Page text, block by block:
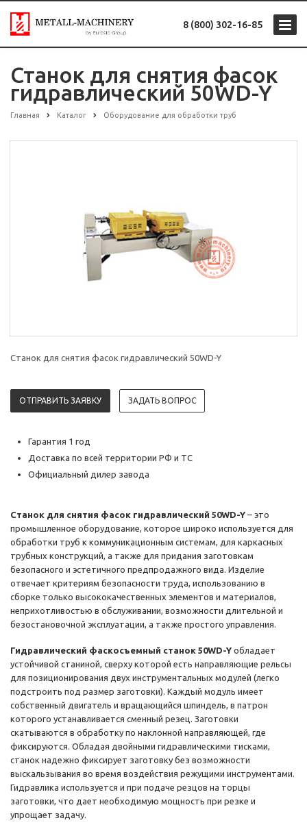
8 (800) 302-16-85
Станок для снятия фасок
гидравлический 50WD-Y
Главная Каталог Оборудование для обработки труб
Станок для снятия фасок гидравлический 50WD-Y
ОТПРАВИТЬ ЗАЯВКУ ЗАДАТЬ ВОПРОС
Гарантия 1 год
Доставка по всей территории РФ и ТС
Официальный дилер завода
Станок для снятия фасок гидравлический 50WD-Y – это
промышленное оборудование, которое широко используется для
обработки труб к коммуникационным системам, для каркасных
трубных конструкций, а также для придания заготовкам
безопасного и эстетичного предпродажного вида. Изделие
отвечает критериям безопасности труда, использованию в
сборке только высококачественных элементов и материалов,
неприхотливостью в обслуживании, возможности длительной и
безостановочной эксплуатации, а также простого управления.
Гидравлический фаскосъемный станок 50WD-Y обладает
устойчивой станиной, сверху которой есть направляющие рельсы
для позиционирования двух инструментальных модулей (легко
подстроить под размер заготовки). Каждый модуль имеет
собственный двигатель и вращающийся шпиндель, в патрон
которого устанавливается сменный резец. Заготовки
скатываются в обработку по наклонной направляющей, где
фиксируются. Обладая двойными гидравлическими тисками,
станок надежно фиксирует заготовку без возможности
выскальзывания во время воздействия режущими инструментами.
Гидравлика используется и при подаче резцов на торцы
заготовки, что дает необходимую мощность при резке и
упрощает задачу.